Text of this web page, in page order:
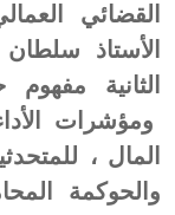
القضائي
الأستاذ
الثانية
ومؤشرات
المال ،
والحوكمة